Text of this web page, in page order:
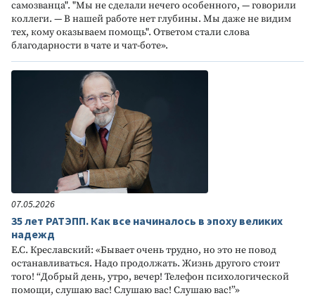
самозванца". "Мы не сделали нечего особенного, — говорили
коллеги. — В нашей работе нет глубины. Мы даже не видим
тех, кому оказываем помощь". Ответом стали слова
благодарности в чате и чат-боте».
07.05.2026
35 лет РАТЭПП. Как все начиналось в эпоху великих
надежд
Е.С. Креславский: «Бывает очень трудно, но это не повод
останавливаться. Надо продолжать. Жизнь другого стоит
того! “Добрый день, утро, вечер! Телефон психологической
помощи, слушаю вас! Слушаю вас! Слушаю вас!”»